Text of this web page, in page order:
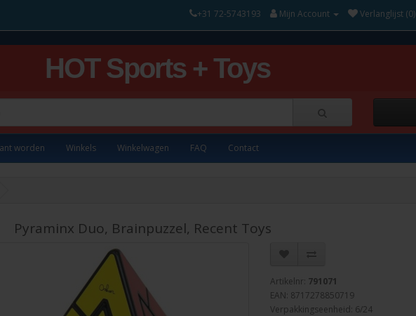
+31 72-5743193 Mijn Account Verlanglijst (0)
HOT Sports + Toys
worden Winkels Winkelwagen FAQ Contact
Pyraminx Duo, Brainpuzzel, Recent Toys
Artikelnr: 791071
EAN: 8717278850719
Verpakkingseenheid: 6/24